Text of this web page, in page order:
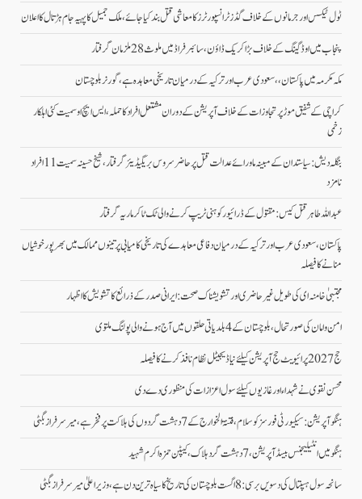
ٹول ٹیکس اور جرمانوں کے خلاف گڈز ٹرانسپورٹرز کا معاشی قتل بند کیا جائے، ملک جمیل کا پہیہ جام ہڑتال کا اعلان
پنجاب میں اوڈ گینگ کے خلاف بڑا کریک ڈاؤن، سائبر فراڈ میں ملوث 28 ملزمان گرفتار
مکہ مکرمہ میں پاکستان،، سعودی عرب اور ترکیہ کے درمیان تاریخی معاہدہ ہے، گورنر بلوچستان
کراچی کے شفیق موڑ پر تجاوزات کے خلاف آپریشن کے دوران مشتعل افراد کا حملہ، ایس ایچ او سمیت کئی اہلکار
زخمی
بنگلہ دیش: سیاستدان کے مبینہ ماورائے عدالت قتل پر حاضر سروس بریگیڈیئر گرفتار، شیخ حسینہ سمیت 11 افراد
نامزد
عبداللہ طاہر قتل کیس: مقتول کے ڈرائیور کو ہنی ٹریپ کرنے والی ٹک ٹاکر ماریہ گرفتار
پاکستان، سعودی عرب اور ترکیہ کے درمیان دفاعی معاہدے کی تاریخی کامیابی پرتینوں ممالک میں بھرپورخوشیاں
منانے کا فیصلہ
مجتبیٰ خامنہ ای کی طویل غیرحاضری اور تشویشناک صحت: ایرانی صدر کے ذرائع کا تشویش کا اظہار
امن وامان کی صورتحال،بلوچستان کے 4 بلدیاتی حلقوں میں آج ہونے والی پولنگ ملتوی
حج 2027 پرائیویٹ حج آپریشن کیلئے نیا ڈیجیٹل نظام نافذ کرنے کا فیصلہ
محسن نقوی نے شہداء اور غازیوں کیلئے سول اعزازات کی منظوری دے دی
ہنگو آپریشن: سیکیورٹی فورسز کو سلام، فتنۃ الخوارج کے 7 دہشت گردوں کی ہلاکت پر فخر ہے، میر سرفراز بگٹی
ہنگو میں انٹیلیجنس بیسڈ آپریشن، 7 دہشت گرد ہلاک، کیپٹن حمزہ اکرم شہید
سانحہ سول ہسپتال کی دسویں برسی: 8 اگست بلوچستان کی تاریخ کا سیاہ ترین دن ہے، وزیر اعلیٰ میر سرفراز بگٹی